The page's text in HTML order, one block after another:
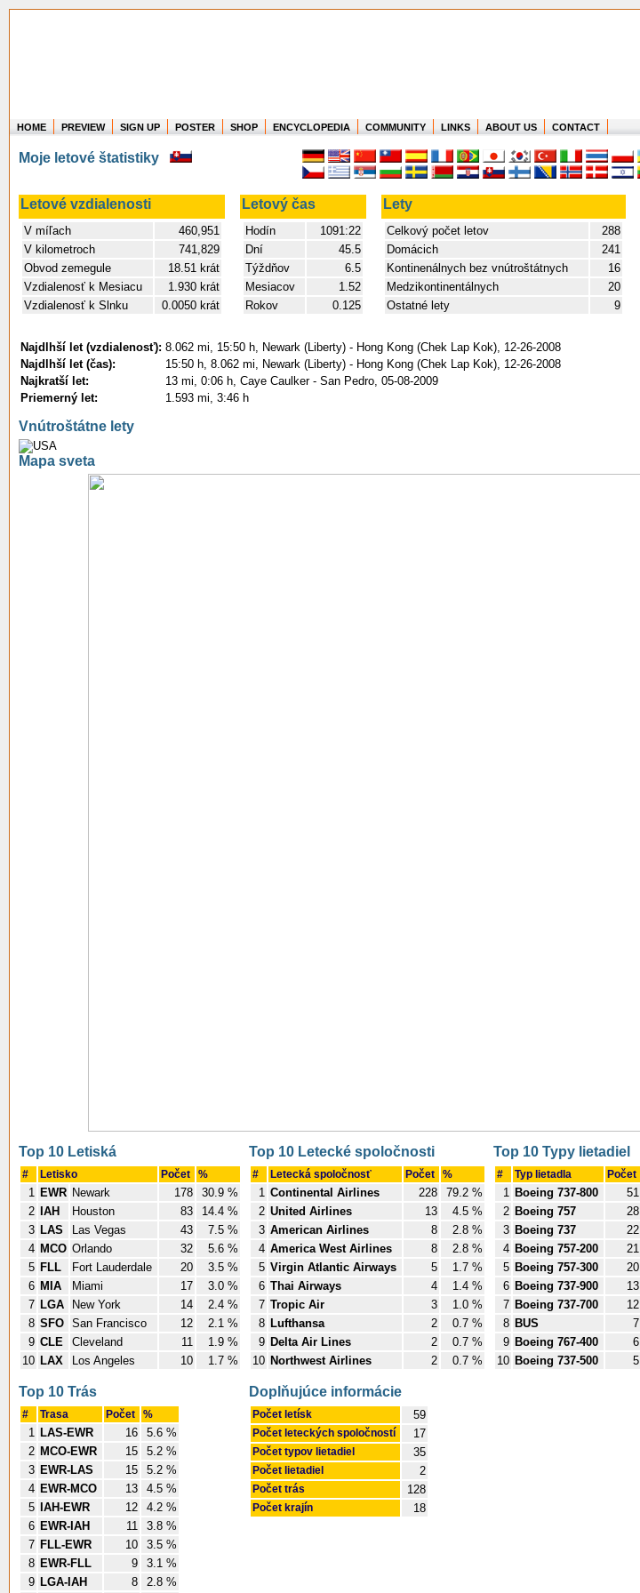
Where in the world have you flown?
How long have you been in the air?
Create your own FlightMemory and see!
HOME PREVIEW SIGN UP POSTER SHOP ENCYCLOPEDIA COMMUNITY LINKS ABOUT US CONTACT
Moje letové štatistiky
Letové vzdialenosti Letový čas Lety
V míľach
460,951
V kilometroch
741,829
Obvod zemegule
18.51 krát
Vzdialenosť k Mesiacu
1.930 krát
Vzdialenosť k Slnku
0.0050 krát
Hodín
1091:22
Dní
45.5
Týždňov
6.5
Mesiacov
1.52
Rokov
0.125
Celkový počet letov
288
Domácich
241
Kontinenálnych bez vnútroštátnych
16
Medzikontinentálnych
20
Ostatné lety
9
Najdlhší let (vzdialenosť): 8.062 mi, 15:50 h, Newark (Liberty) - Hong Kong (Chek Lap Kok), 12-26-2008
Najdlhší let (čas):
15:50 h, 8.062 mi, Newark (Liberty) - Hong Kong (Chek Lap Kok), 12-26-2008
Najkratší let:
13 mi, 0:06 h, Caye Caulker - San Pedro, 05-08-2009
Priemerný let:
1.593 mi, 3:46 h
Vnútroštátne lety
Mapa sveta
Top 10 Letiská
# Letisko Počet %
1 EWR Newark 178
30.9 %
2
IAH Houston 83
14.4 %
3 LAS Las Vegas 43
7.5 %
4 MCO Orlando 32
5.6 %
5 FLL Fort Lauderdale 20
3.5 %
6 MIA Miami 17
3.0 %
7 LGA New York 14
2.4 %
8 SFO San Francisco 12
2.1 %
9 CLE Cleveland 11
1.9 %
10 LAX Los Angeles 10 1.7 %
Top 10 Letecké spoločnosti
# Letecká spoločnosť Počet %
1 Continental Airlines 228
79.2 %
2 United Airlines 13
4.5 %
3 American Airlines 8
2.8 %
4 America West Airlines 8
2.8 %
5 Virgin Atlantic Airways 5
1.7 %
6 Thai Airways 4
1.4 %
7 Tropic Air 3
1.0 %
8 Lufthansa 2
0.7 %
9 Delta Air Lines 2
0.7 %
10 Northwest Airlines 2 0.7 %
Top 10 Typy lietadiel
# Typ lietadla Počet
1 Boeing 737-800 51
2 Boeing 757 28
3 Boeing 737 22
4 Boeing 757-200 21
5 Boeing 757-300 20
6 Boeing 737-900 13
7 Boeing 737-700 12
8 BUS 7
9 Boeing 767-400 6
10 Boeing 737-500 5
Top 10 Trás
# Trasa Počet %
1 LAS-EWR 16
5.6 %
2 MCO-EWR 15
5.2 %
3 EWR-LAS 15
5.2 %
4 EWR-MCO 13
4.5 %
5
IAH-EWR 12
4.2 %
6 EWR-IAH 11
3.8 %
7 FLL-EWR 10
3.5 %
8 EWR-FLL 9
3.1 %
9 LGA-IAH 8 2.8 %
Doplňujúce informácie
Počet letísk 59
Počet leteckých spoločností 17
Počet typov lietadiel 35
Počet lietadiel 2
Počet trás 128
Počet krajín 18